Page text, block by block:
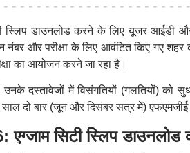
स्लिप डाउनलोड करने के लिए यूजर आईडी
नंबर और परीक्षा के लिए आवंटित किए गए शहर
का आयोजन करने जा रहा है।
उनके दस्तावेजों में विसंगतियों (गलतियों)
दो बार (जून और दिसंबर सत्र में) एफएमजीई
सिटी स्लिप डाउनलोड